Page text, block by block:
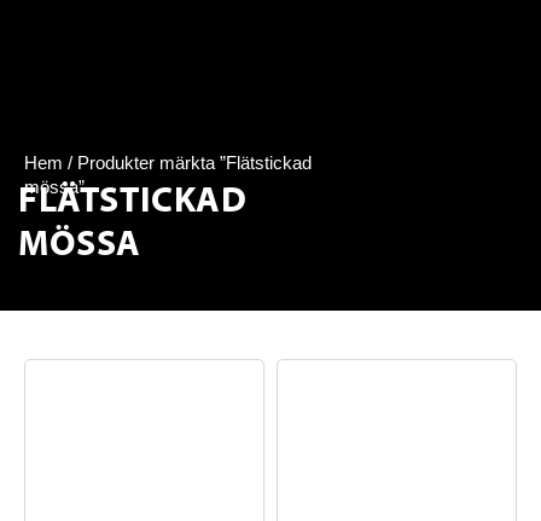
Hem / Produkter märkta ”Flätstickad
mössa”
FLÄTSTICKAD
MÖSSA